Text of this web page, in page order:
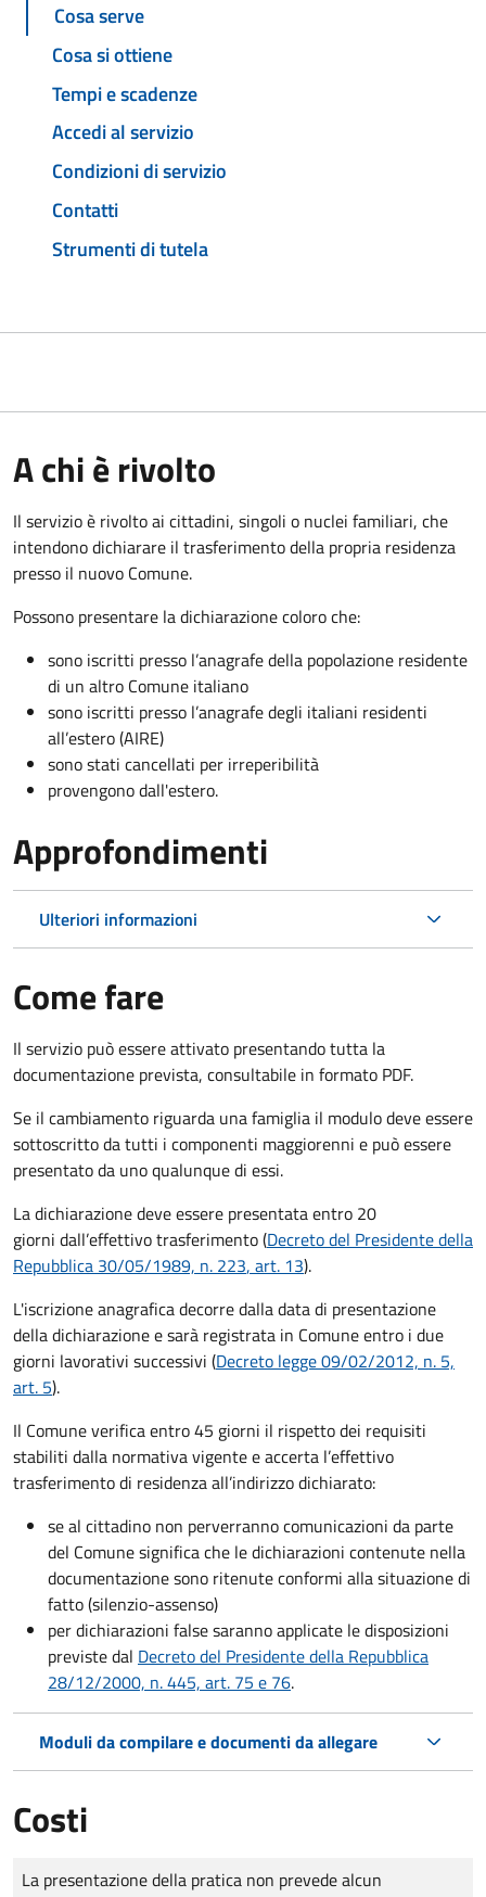
Cosa serve
Cosa si ottiene
Tempi e scadenze
Accedi al servizio
Condizioni di servizio
Contatti
Strumenti di tutela
A chi è rivolto
Il servizio è rivolto ai cittadini, singoli o nuclei familiari, che
intendono dichiarare il trasferimento della propria residenza
presso il nuovo Comune.
Possono presentare la dichiarazione coloroche:
sono iscritti presso l’anagrafe della popolazione residente
di un altro Comune italiano
sono iscritti presso l’anagrafe degli italiani residenti
all’estero (AIRE)
sono stati cancellati per irreperibilità
provengono dall'estero.
Approfondimenti
Ulteriori informazioni
Come fare
Il servizio può essere attivato presentando tutta la
documentazione prevista, consultabile in formato PDF.
Se il cambiamento riguarda una famiglia il modulo deve essere
sottoscritto da tutti i componenti maggiorenni e può essere
presentato da uno qualunque di essi.
La dichiarazione deve essere presentata entro 20
giorni dall’effettivo trasferimento (Decreto del Presidente della
Repubblica 30/05/1989, n. 223, art. 13).
L'iscrizione anagrafica decorre dalla data di presentazione
della dichiarazione e sarà registrata in Comune entro i due
giorni lavorativi successivi (Decreto legge 09/02/2012, n. 5,
art. 5).
Il Comune verifica entro45 giorni il rispetto dei requisiti
stabiliti dalla normativa vigente e accerta l’effettivo
trasferimento di residenza all’indirizzo dichiarato:
se al cittadino non perverranno comunicazioni da parte
del Comune significa che le dichiarazioni contenute nella
documentazione sono ritenute conformi alla situazione di
fatto (silenzio-assenso)
per dichiarazioni false saranno applicate le disposizioni
previste dal Decreto del Presidente della Repubblica
28/12/2000, n. 445, art. 75 e 76.
Moduli da compilare e documenti da allegare
Costi
Tipo di pagamento
Importo
La presentazione della pratica non prevede alcun